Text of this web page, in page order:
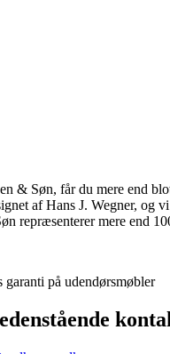
& Søn, får du mere end
af Hans J. Wegner,
repræsenterer mere end
garanti på udendørsmøbler